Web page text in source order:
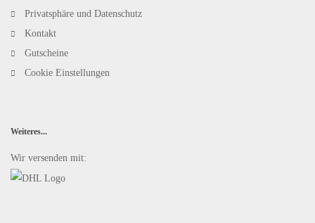
Privatsphäre und Datenschutz
Kontakt
Gutscheine
Cookie Einstellungen
Weiteres...
Wir versenden mit: